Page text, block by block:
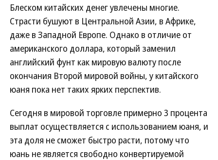
Блеском китайских денег увлечены многие.
Страсти бушуют в Центральной Азии, в Африке,
даже в Западной Европе. Однако в отличие от
американского доллара, который заменил
английский фунт как мировую валюту после
окончания Второй мировой войны, у китайского
юаня пока нет таких ярких перспектив.
Сегодня в мировой торговле примерно 3 процента
выплат осуществляется с использованием юаня, и
эта доля не сможет быстро расти, потому что
юань не является свободно конвертируемой